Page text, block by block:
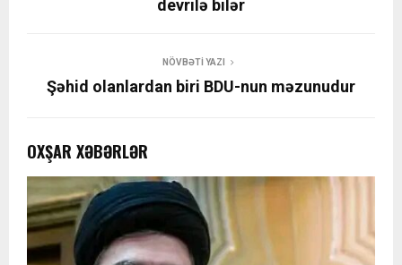
devrilə bilər
NÖVBƏTI YAZI
Şəhid olanlardan biri BDU-nun məzunudur
OXŞAR XƏBƏRLƏR